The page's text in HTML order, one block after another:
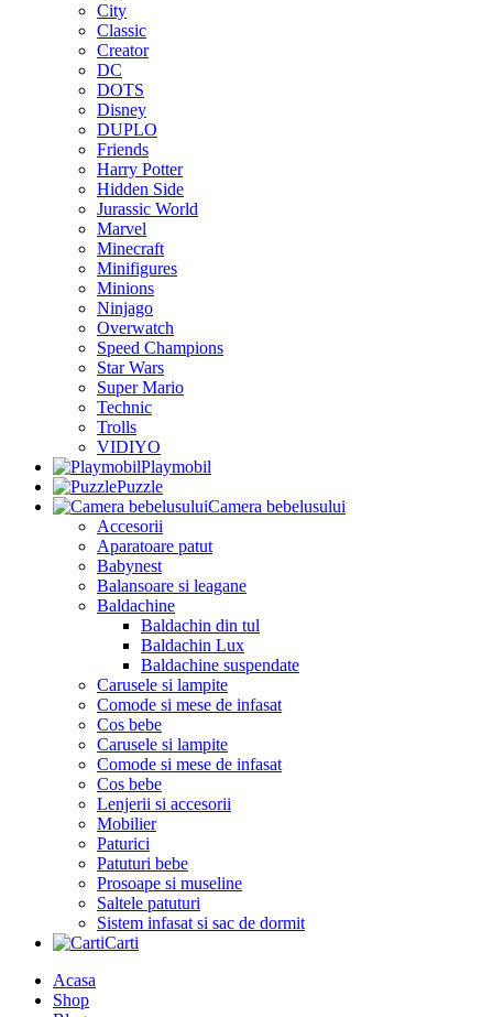
City
Classic
Creator
DC
DOTS
Disney
DUPLO
Friends
Harry Potter
Hidden Side
Jurassic World
Marvel
Minecraft
Minifigures
Minions
Ninjago
Overwatch
Speed Champions
Star Wars
Super Mario
Technic
Trolls
VIDIYO
Playmobil
Puzzle
Camera bebelusului
Accesorii
Aparatoare patut
Babynest
Balansoare si leagane
Baldachine
Baldachin din tul
Baldachin Lux
Baldachine suspendate
Carusele si lampite
Comode si mese de infasat
Cos bebe
Carusele si lampite
Comode si mese de infasat
Cos bebe
Lenjerii si accesorii
Mobilier
Paturici
Patuturi bebe
Prosoape si museline
Saltele patuturi
Sistem infasat si sac de dormit
Carti
Acasa
Shop